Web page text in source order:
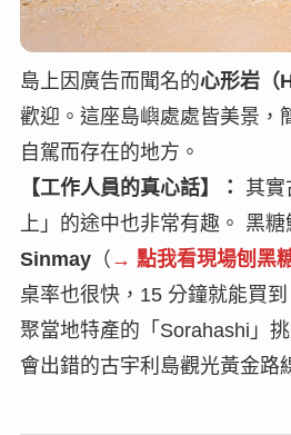
島上因廣告而聞名的心形岩（
歡迎。這座島嶼處處皆美景，
自駕而存在的地方。
【工作人員的真心話】：
其實
上」的途中也非常有趣。 黑
Sinmay（ → 點我看現場刨黑
桌率也很快，15 分鐘就能買
聚當地特產的「Sorahashi」
會出錯的古宇利島觀光黃金路